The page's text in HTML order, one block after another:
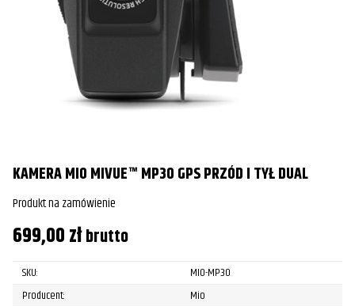
KAMERA MIO MIVUE™ MP30 GPS PRZÓD I TYŁ DUAL
Produkt na zamówienie
699,00złbrutto
SKU:
MIO-MP30
Producent:
Mio